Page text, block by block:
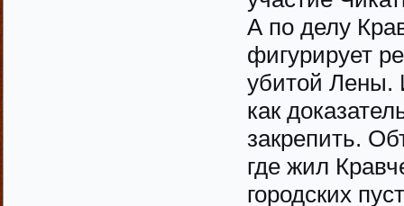
А по делу
фигурирует
убитой Лены.
как
закрепить.
где жил
городских